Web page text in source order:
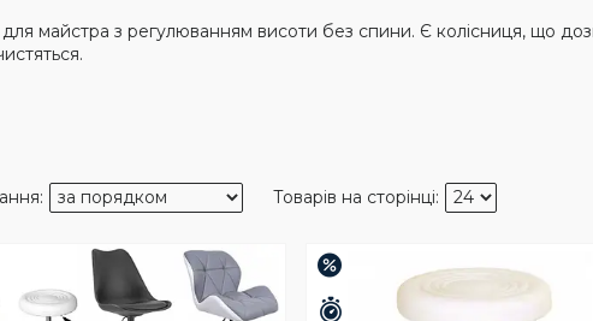
майстра з регулюванням висоти без спини. Є колісниця, що
25 днів Залишилось 25 днів